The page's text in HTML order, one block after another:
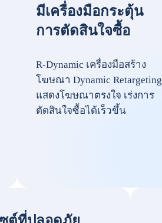
มีเครื่องมือกระตุ้น
การตัดสินใจซื้อ
R-Dynamic เครื่องมือสร้าง
โฆษณา Dynamic Retargeting
แสดงโฆษณาตรงใจ เร่งการ
ตัดสินใจซื้อได้เร็วขึ้น